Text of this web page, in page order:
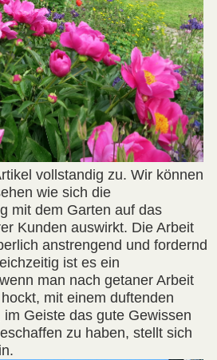
vollstandig zu. Wir können
wie sich die
mit dem Garten auf das
Kunden auswirkt. Die Arbeit
anstrengend und fordernd
ist es ein
man nach getaner Arbeit
mit einem duftenden
Geiste das gute Gewissen
zu haben, stellt sich